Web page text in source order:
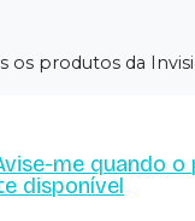
os produtos da
me quando
disponível